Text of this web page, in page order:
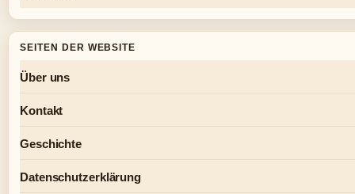
SEITEN DER WEBSITE
Über uns
Kontakt
Geschichte
Datenschutzerklärung